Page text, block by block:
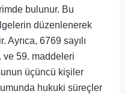
bulunur. Bu
düzenlenerek
Ayrıca, 6769 sayılı
ve 59. maddeleri
üçüncü kişiler
hukuki süreçler